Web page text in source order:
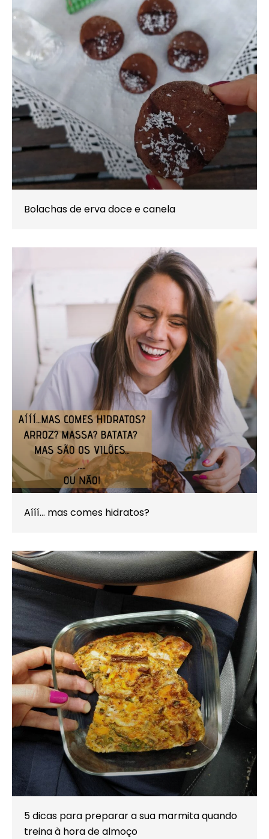
Bolachas de erva doce e canela
Aííí… mas comes hidratos?
5 dicas para preparar a sua marmita quando
treina à hora de almoço